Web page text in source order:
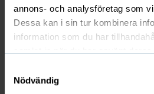
annons- och analysföretag som
Dessa kan i sin tur kombinera
information som du har
samlat in när du har använt
Nödvändig
Lämna din epost och följ